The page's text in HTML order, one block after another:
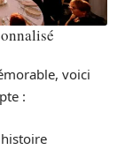
voici
: